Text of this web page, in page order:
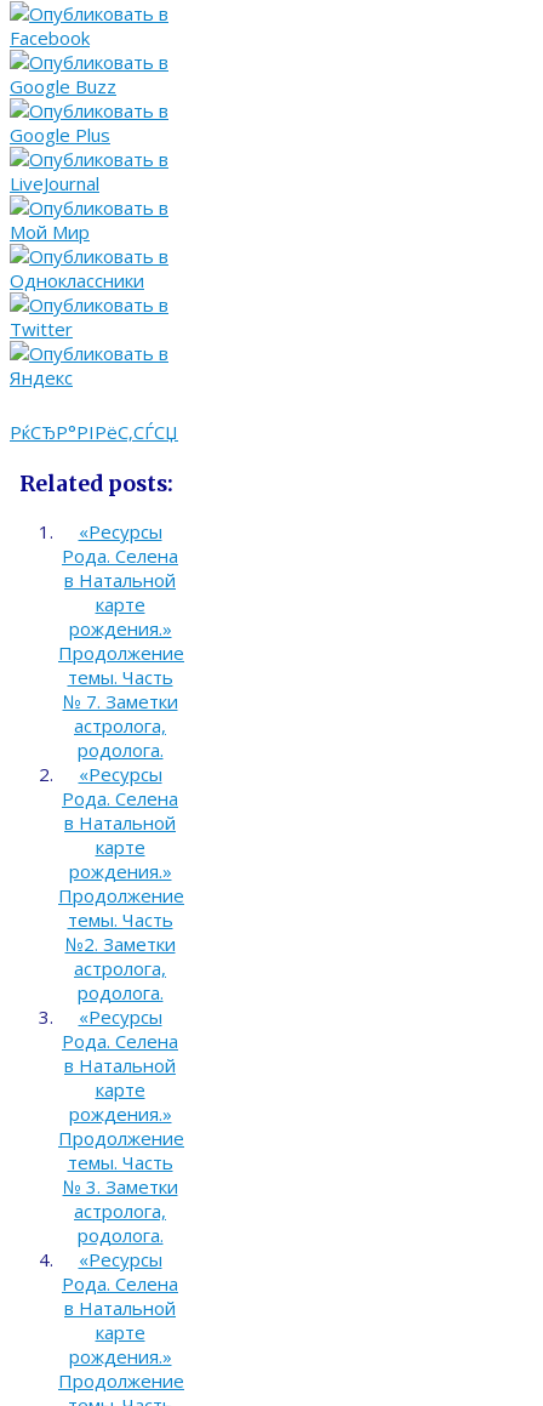
РќСЂР°РІРёС‚СЃСЏ
Related posts:
«Ресурсы
Рода. Селена
в Натальной
карте
рождения.»
Продолжение
темы. Часть
№ 7. Заметки
астролога,
родолога.
«Ресурсы
Рода. Селена
в Натальной
карте
рождения.»
Продолжение
темы. Часть
№2. Заметки
астролога,
родолога.
«Ресурсы
Рода. Селена
в Натальной
карте
рождения.»
Продолжение
темы. Часть
№ 3. Заметки
астролога,
родолога.
«Ресурсы
Рода. Селена
в Натальной
карте
рождения.»
Продолжение